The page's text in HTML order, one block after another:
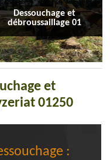
Dessouchage et
débroussaillage 01
et
01250
: